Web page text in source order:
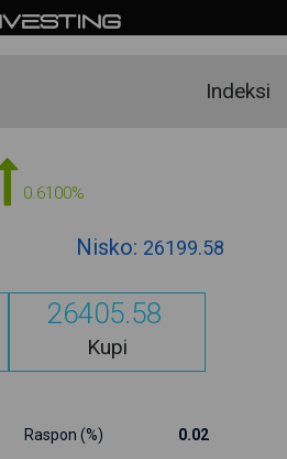
Indeksi
0.6100%
Nisko: 26199.58
26405.58
Kupi
Raspon (%) 0.02